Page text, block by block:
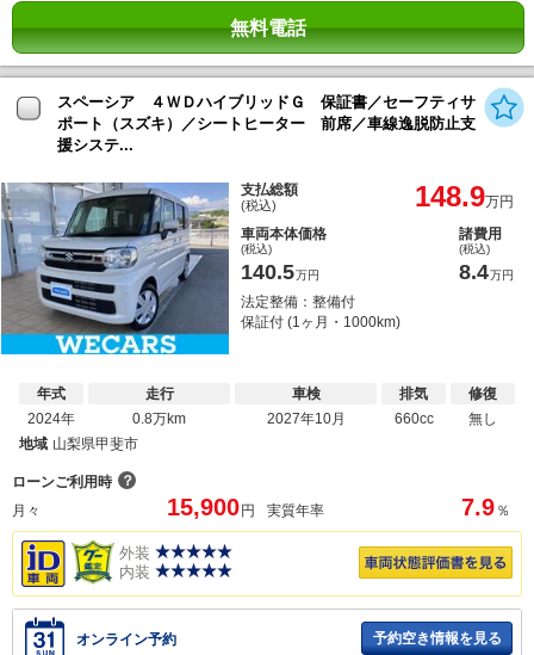
無料電話
スペーシア ４ＷＤハイブリッドＧ 保証書／セーフティサ
ポート（スズキ）／シートヒーター 前席／車線逸脱防止支
援システ...
支払総額
(税込) 148.9万円
車両本体価格
(税込)
140.5万円
諸費用
(税込)
8.4万円
法定整備：整備付
保証付 (1ヶ月・1000km)
年式
2024年
走行
0.8万km
車検
2027年10月
排気
660cc
修復
無し
地域 山梨県甲斐市
ローンご利用時 ？
月々
15,900 円 実質年率 7.9 ％
外装
内装
オンライン予約 予約空き情報を見る